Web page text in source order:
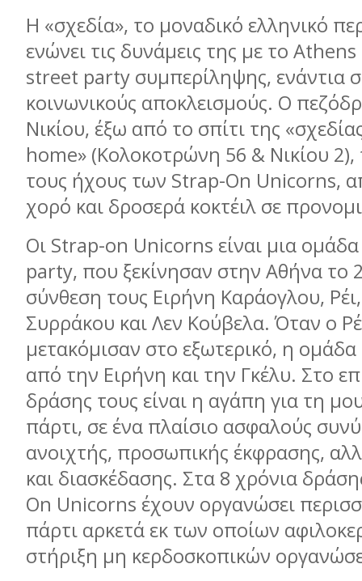
Η «σχεδία», το μοναδικό ελληνικό
ενώνει τις δυνάμεις της με το
street party συμπερίληψης, ενάντια
κοινωνικούς αποκλεισμούς. Ο
Νικίου, έξω από το σπίτι της
home» (Κολοκοτρώνη 56 & Νικίου 2),
τους ήχους των Strap-On Unicorns,
χορό και δροσερά κοκτέιλ σε
Οι Strap-on Unicorns είναι μια
party, που ξεκίνησαν στην Αθήνα το
σύνθεση τους Ειρήνη Καράογλου,
Συρράκου και Λεν Κούβελα. Όταν ο
μετακόμισαν στο εξωτερικό, η ομάδα
από την Ειρήνη και την Γκέλυ. Στο
δράσης τους είναι η αγάπη για τη
πάρτι, σε ένα πλαίσιο ασφαλούς
ανοιχτής, προσωπικής έκφρασης,
και διασκέδασης. Στα 8 χρόνια
On Unicοrns έχουν οργανώσει
πάρτι αρκετά εκ των οποίων
στήριξη μη κερδοσκοπικών